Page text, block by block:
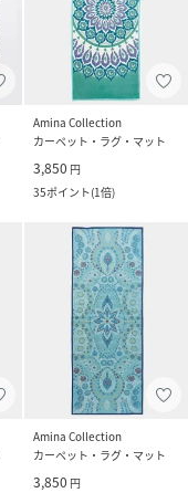
Amina Collection
カーペット・ラグ・マット
3,850 円
35ポイント(1倍)
Amina Collection
カーペット・ラグ・マット
3,850 円